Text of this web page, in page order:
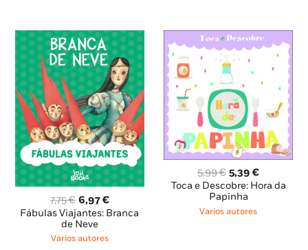
7,75€ O
preço
original
era:
6,97€O
preço
é:
Fábulas Viajantes: Branca
de Neve
Varios autores
5,99€ O
preço
original
era:
5,39€O
preço
Toca e Descobre: Hora da
Papinha
Varios autores